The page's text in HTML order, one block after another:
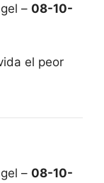
– 08-10-
el peor
– 08-10-